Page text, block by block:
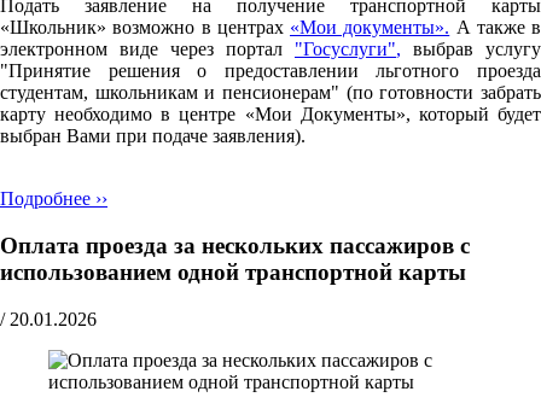
Подать заявление на получение транспортной карты
«Школьник» возможно в центрах «Мои документы». А также в
электронном виде через портал "Госуслуги", выбрав услугу
"Принятие решения о предоставлении льготного проезда
студентам, школьникам и пенсионерам" (по готовности забрать
карту необходимо в центре «Мои Документы», который будет
выбран Вами при подаче заявления).
Подробнее ››
Оплата проезда за нескольких пассажиров с
использованием одной транспортной карты
/ 20.01.2026